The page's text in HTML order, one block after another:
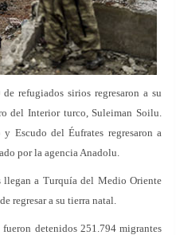
refugiados sirios regresaron a su
del Interior turco, Suleiman Soilu.
Escudo del Éufrates regresaron a
por la agencia Anadolu.
llegan a Turquía del Medio Oriente
regresar a su tierra natal.
detenidos 251.794 migrantes